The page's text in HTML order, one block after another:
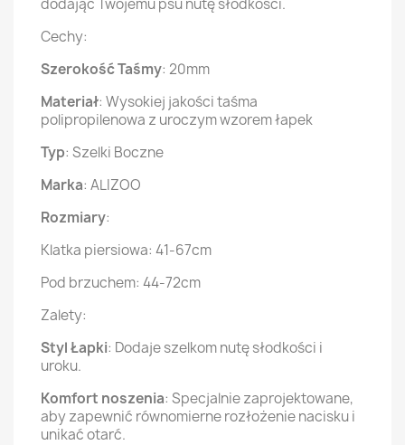
dodając Twojemu psu nutę słodkości.
Cechy:
Szerokość Taśmy: 20mm
Materiał: Wysokiej jakości taśma
polipropilenowa z uroczym wzorem łapek
Typ: Szelki Boczne
Marka: ALIZOO
Rozmiary:
Klatka piersiowa: 41-67cm
Pod brzuchem: 44-72cm
Zalety:
Styl Łapki: Dodaje szelkom nutę słodkości i
uroku.
Komfort noszenia: Specjalnie zaprojektowane,
aby zapewnić równomierne rozłożenie nacisku i
unikać otarć.